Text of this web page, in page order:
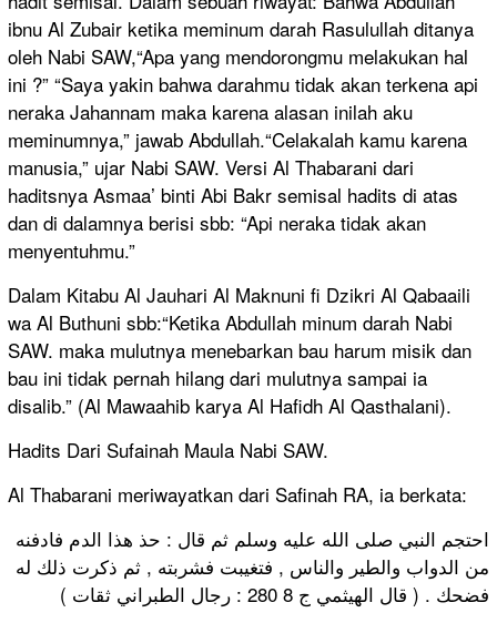
ibnu Al Zubair ketika meminum darah Rasulullah ditanya
oleh Nabi SAW,“Apa yang mendorongmu melakukan hal
ini ?” “Saya yakin bahwa darahmu tidak akan terkena api
neraka Jahannam maka karena alasan inilah aku
meminumnya,” jawab Abdullah.“Celakalah kamu karena
manusia,” ujar Nabi SAW. Versi Al Thabarani dari
haditsnya Asmaa’ binti Abi Bakr semisal hadits di atas
dan di dalamnya berisi sbb: “Api neraka tidak akan
menyentuhmu.”
Dalam Kitabu Al Jauhari Al Maknuni fi Dzikri Al Qabaaili
wa Al Buthuni sbb:“Ketika Abdullah minum darah Nabi
SAW. maka mulutnya menebarkan bau harum misik dan
bau ini tidak pernah hilang dari mulutnya sampai ia
disalib.” (Al Mawaahib karya Al Hafidh Al Qasthalani).
Hadits Dari Sufainah Maula Nabi SAW.
Al Thabarani meriwayatkan dari Safinah RA, ia berkata:
احتجم النبي صلى الله عليه وسلم ثم قال : حذ هذا الدم فادفنه
من الدواب والطير والناس , فتغيبت فشربته , ثم ذكرت ذلك له
فضحك . ( قال الهيثمي ج 8 280 : رجال الطبراني ثقات )